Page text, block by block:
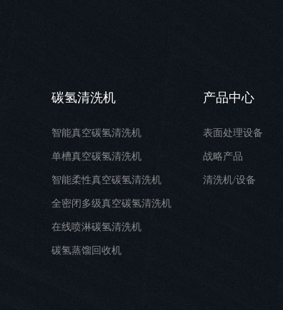
一台设备同时洗四条料带？冲压产线在线清洗到底怎么玩
碳氢清洗机
智能真空碳氢清洗机
单槽真空碳氢清洗机
智能柔性真空碳氢清洗机
全密闭多级真空碳氢清洗机
在线喷淋碳氢清洗机
碳氢蒸馏回收机
产品中心
表面处理设备
战略产品
清洗机/设备